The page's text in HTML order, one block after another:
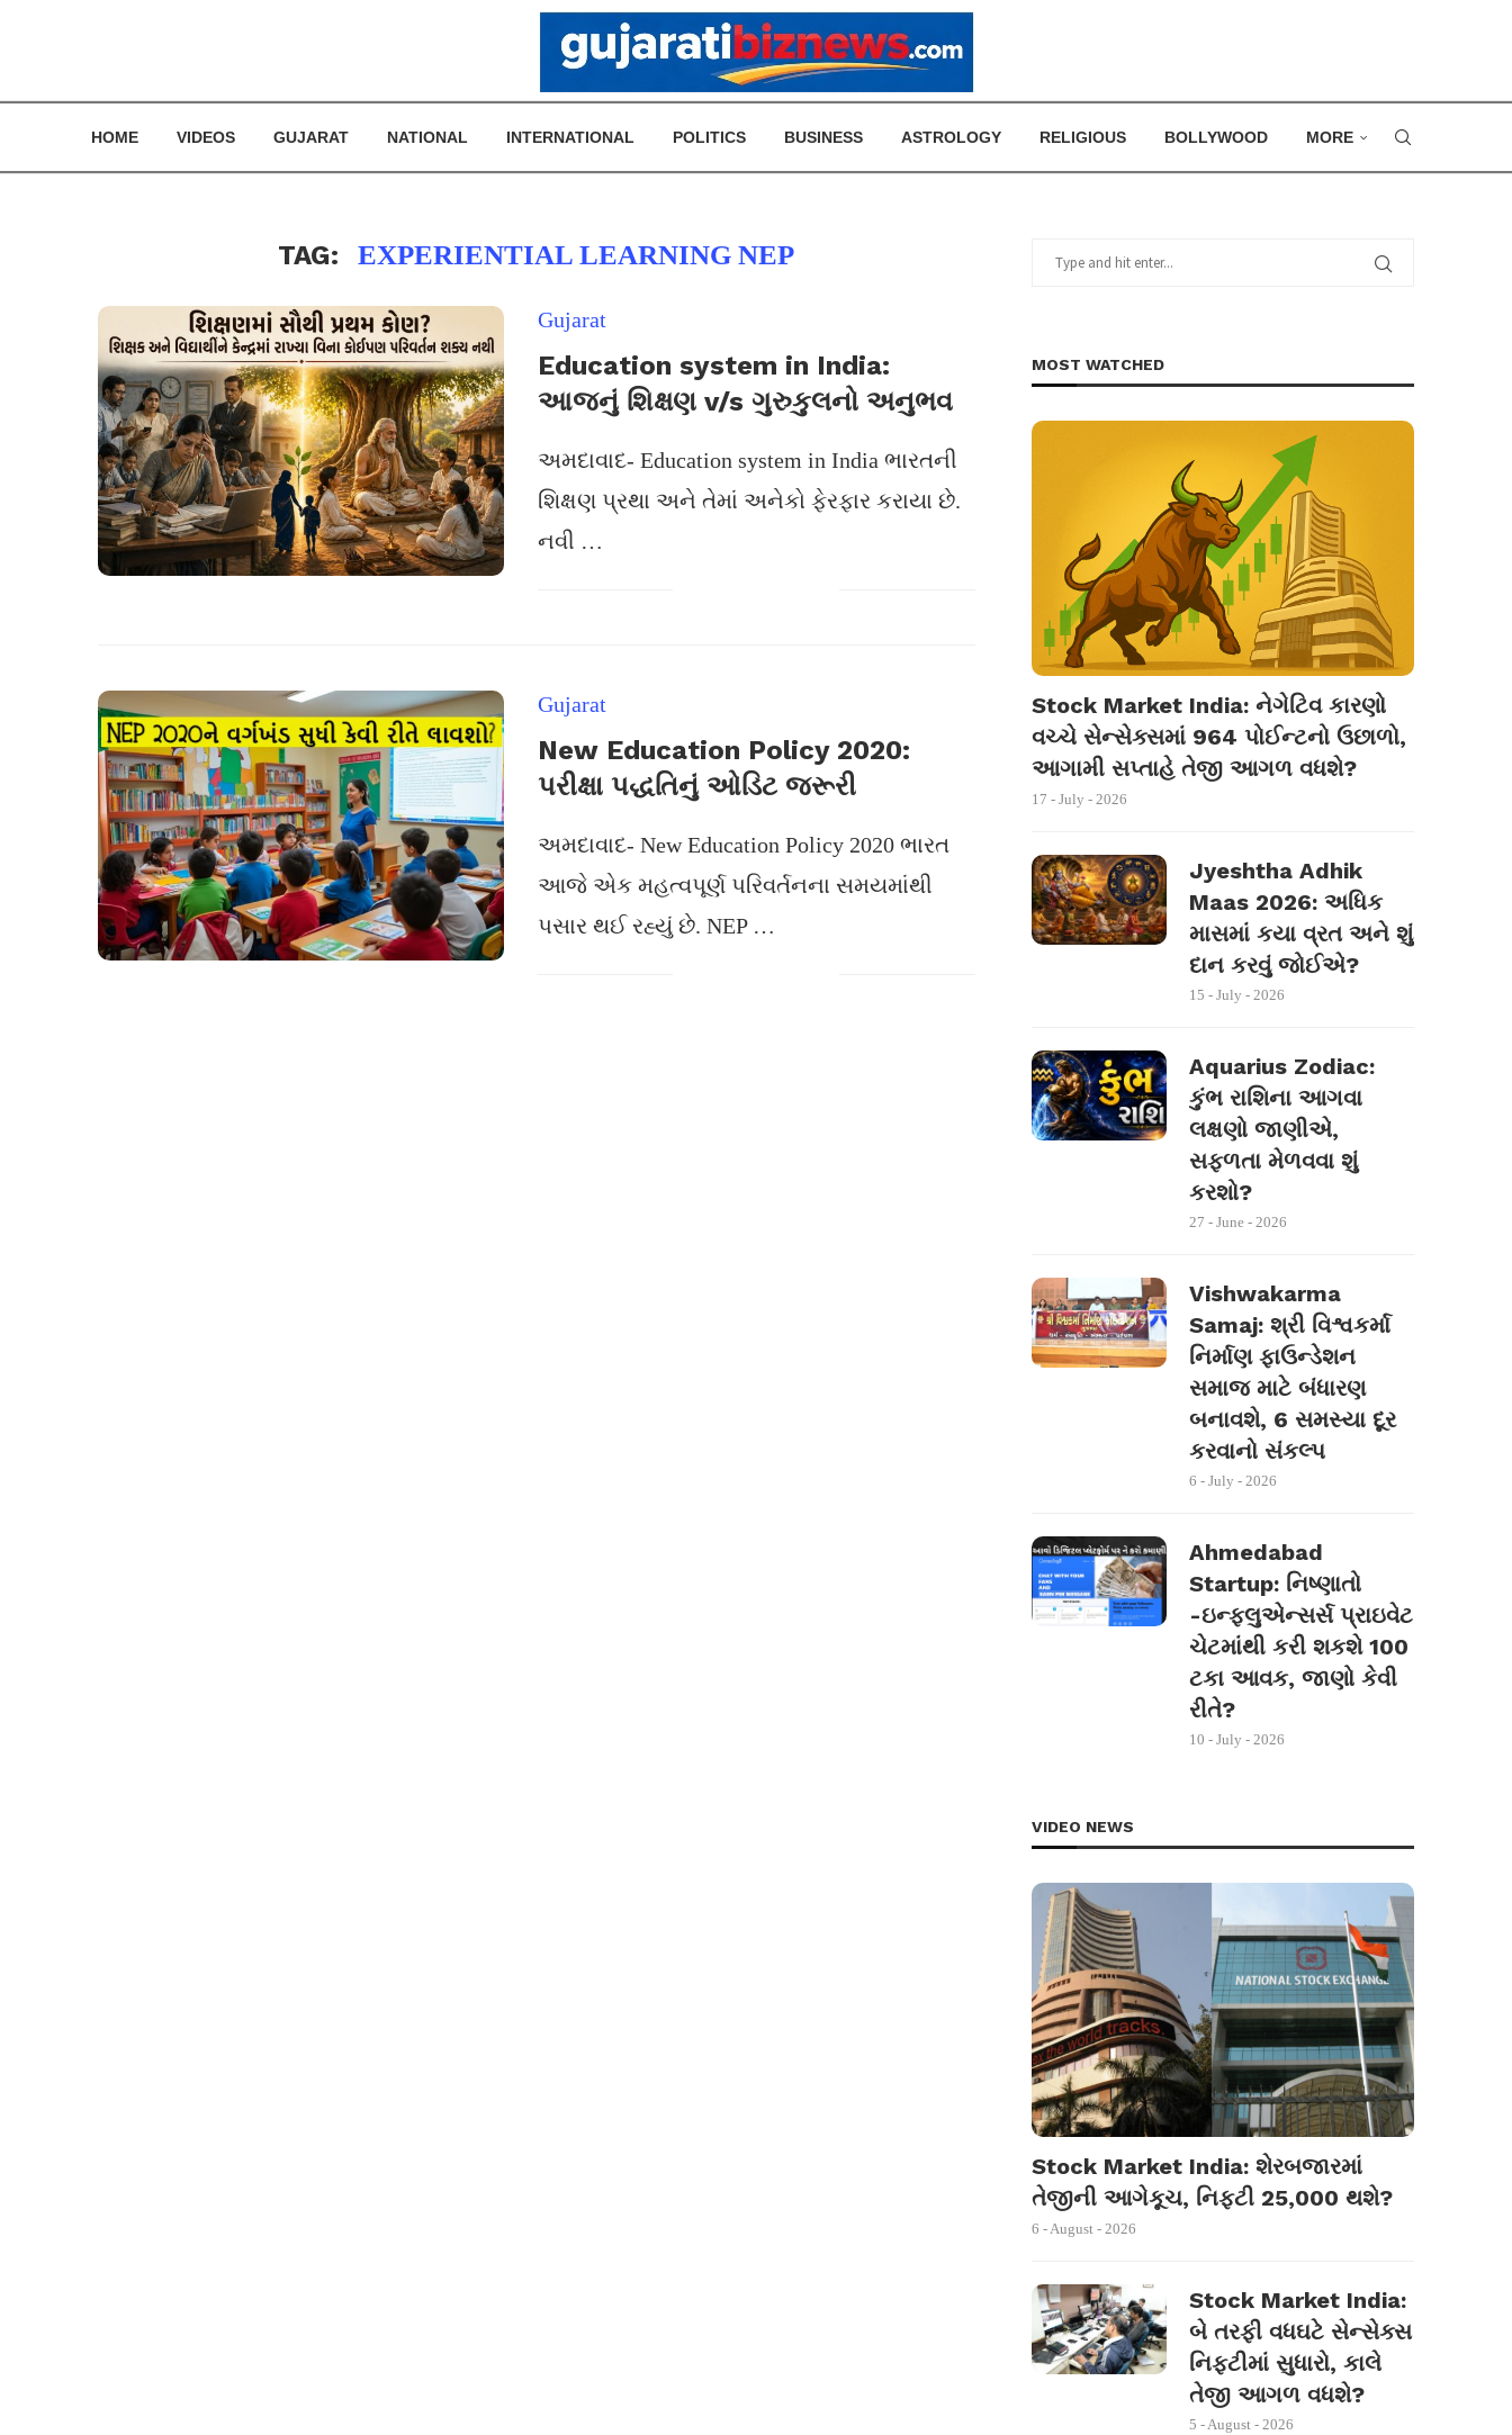
HOME VIDEOS GUJARAT NATIONAL INTERNATIONAL POLITICS BUSINESS ASTROLOGY RELIGIOUS BOLLYWOOD MORE
TAG: EXPERIENTIAL LEARNING NEP
Gujarat
Education system in India:
આજનું શિક્ષણ v/s ગુરુકુલનો અનુભવ
અમદાવાદ- Education system in India ભારતની
શિક્ષણ પ્રથા અને તેમાં અનેકો ફેરફાર કરાયા છે.
નવી …
Gujarat
New Education Policy 2020:
પરીક્ષા પદ્ધતિનું ઓડિટ જરૂરી
અમદાવાદ- New Education Policy 2020 ભારત
આજે એક મહત્વપૂર્ણ પરિવર્તનના સમયમાંથી
પસાર થઈ રહ્યું છે. NEP …
MOST WATCHED
Stock Market India: નેગેટિવ કારણો
વચ્ચે સેન્સેક્સમાં 964 પોઈન્ટનો ઉછાળો,
આગામી સપ્તાહે તેજી આગળ વધશે?
17 - July - 2026
Jyeshtha Adhik
Maas 2026: અધિક
માસમાં કયા વ્રત અને શું
દાન કરવું જોઈએ?
15 - July - 2026
Aquarius Zodiac:
કુંભ રાશિના આગવા
લક્ષણો જાણીએ,
સફળતા મેળવવા શું
કરશો?
27 - June - 2026
Vishwakarma
Samaj: શ્રી વિશ્વકર્મા
નિર્માણ ફાઉન્ડેશન
સમાજ માટે બંધારણ
બનાવશે, 6 સમસ્યા દૂર
કરવાનો સંકલ્પ
6 - July - 2026
Ahmedabad
Startup: નિષ્ણાતો
-ઇન્ફ્લુએન્સર્સ પ્રાઇવેટ
ચેટમાંથી કરી શકશે 100
ટકા આવક, જાણો કેવી
રીતે?
10 - July - 2026
VIDEO NEWS
Stock Market India: શેરબજારમાં
તેજીની આગેકૂચ, નિફ્ટી 25,000 થશે?
6 - August - 2026
Stock Market India:
બે તરફી વધઘટે સેન્સેક્સ
નિફ્ટીમાં સુધારો, કાલે
તેજી આગળ વધશે?
5 - August - 2026